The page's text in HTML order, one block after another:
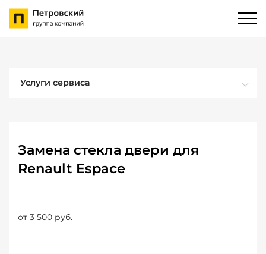
Услуги сервиса
Замена стекла двери для
Renault Espace
от 3 500 руб.